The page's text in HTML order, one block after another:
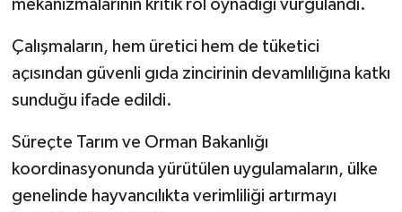
mekanizmalarının kritik rol oynadığı vurgulandı.
Çalışmaların, hem üretici hem de tüketici
açısından güvenli gıda zincirinin devamlılığına katkı
sunduğu ifade edildi.
Süreçte Tarım ve Orman Bakanlığı
koordinasyonunda yürütülen uygulamaların, ülke
genelinde hayvancılıkta verimliliği artırmayı